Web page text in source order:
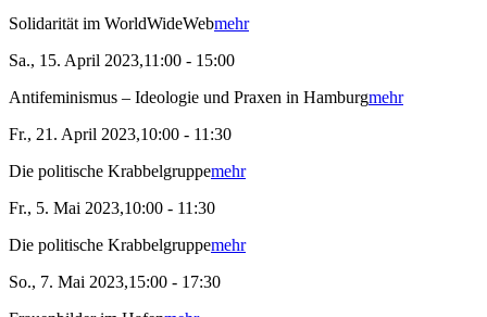
Solidarität im WorldWideWebmehr
Sa., 15. April 2023,11:00 - 15:00
Antifeminismus – Ideologie und Praxen in Hamburgmehr
Fr., 21. April 2023,10:00 - 11:30
Die politische Krabbelgruppemehr
Fr., 5. Mai 2023,10:00 - 11:30
Die politische Krabbelgruppemehr
So., 7. Mai 2023,15:00 - 17:30